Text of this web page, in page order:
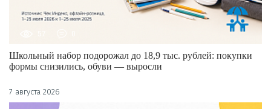
Школьный набор подорожал до 18,9 тыс. рублей: покупки
формы снизились, обуви — выросли
7 августа 2026